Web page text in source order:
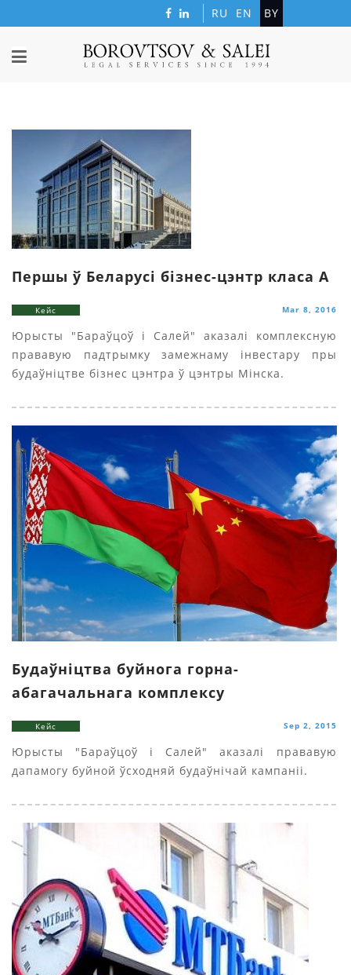
RU EN BY
Першы ў Беларусі бізнес-цэнтр класа А
Кейс Mar 8, 2016
Юрысты "Бараўцоў i Салей" аказалі комплексную
прававую падтрымку замежнаму інвестару пры
будаўніцтве бізнес цэнтра ў цэнтры Мінска.
Будаўніцтва буйнога горна-
абагачальнага комплексу
Кейс Sep 2, 2015
Юрысты "Бараўцоў i Салей" аказалі прававую
дапамогу буйной ўсходняй будаўнічай кампаніі.